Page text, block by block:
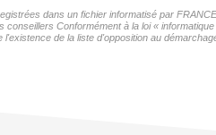
dans un fichier informatisé par
conseillers Conformément à la loi «
de la liste d'opposition au